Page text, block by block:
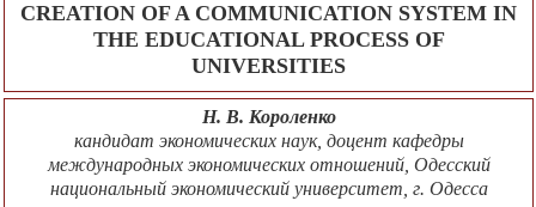
CREATION OF A COMMUNICATION SYSTEM IN
THE EDUCATIONAL PROCESS OF
UNIVERSITIES
Н. В. Короленко
кандидат экономических наук, доцент кафедры
международных экономических отношений, Одесский
национальный экономический университет, г. Одесса